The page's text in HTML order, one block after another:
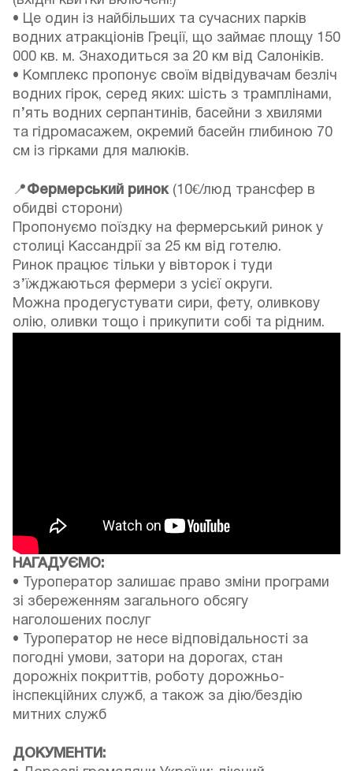
• Це один із найбільших та сучасних парків
водних атракціонів Греції, що займає площу 150
000 кв. м. Знаходиться за 20 км від Салоніків.
• Комплекс пропонує своїм відвідувачам безліч
водних гірок, серед яких: шість з трамплінами,
п’ять водних серпантинів, басейни з хвилями
та гідромасажем, окремий басейн глибиною 70
см із гірками для малюків.
📍Фермерський ринок(10€/люд трансфер в
обидві сторони)
Пропонуємо поїздку на фермерський ринок у
столиці Кассандрії за 25 км від готелю.
Ринок працює тільки у вівторок і туди
з’їжджаються фермери з усієї округи.
Можна продегустувати сири, фету, оливкову
олію, оливки тощо і прикупити собі та рідним.
НАГАДУЄМО:
• Туроператор залишає право зміни програми
зі збереженням загального обсягу
наголошених послуг
• Туроператор не несе відповідальності за
погодні умови, затори на дорогах, стан
дорожніх покриттів, роботу дорожньо-
інспекційних служб, а також за дію/бездію
митних служб
ДОКУМЕНТИ: